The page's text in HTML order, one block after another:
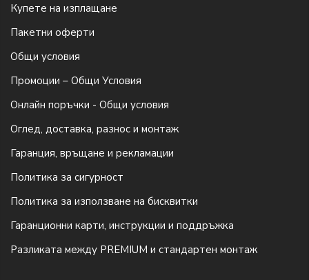
Купете на изплащане
Пакетни оферти
Общи условия
Промоции – Общи Условия
Онлайн поръчки - Общи условия
Оглед, доставка, разнос и монтаж
Гаранция, връщане и рекламации
Политика за сигурност
Политика за използване на бисквитки
Гаранционни карти, инструкции и поддръжка
Разликата между PREMIUM и стандартен монтаж